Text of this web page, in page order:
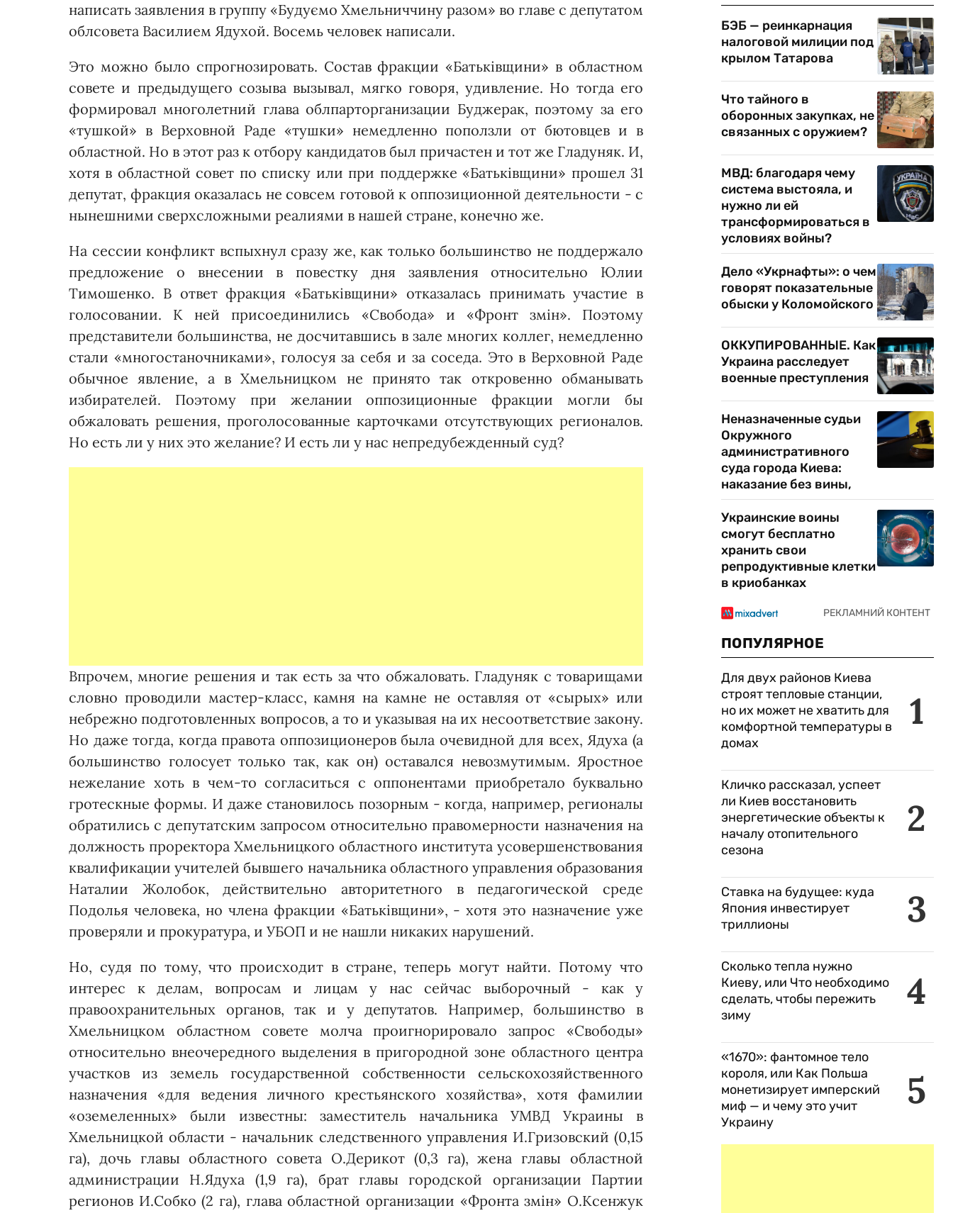
написать заявления в группу «Будуємо Хмельниччину разом» во главе с депутатом
облсовета Василием Ядухой. Восемь человек написали.
Это можно было спрогнозировать. Состав фракции «Бать­ківщини» в областном
совете и предыдущего созыва вызывал, мягко говоря, удивление. Но тогда его
формировал многолетний глава облпарторганизации Буджерак, поэтому за его
«тушкой» в Верховной Раде «тушки» немедленно поползли от бютовцев и в
областной. Но в этот раз к отбору кандидатов был причастен и тот же Гладуняк. И,
хотя в областной совет по списку или при поддержке «Батьківщини» прошел 31
депутат, фракция оказалась не совсем готовой к оппозиционной деятельности - с
нынешними сверхсложными реалиями в нашей стране, конечно же.
На сессии конфликт вспыхнул сразу же, как только большинство не поддержало
предложение о внесении в повестку дня заявления относительно Юлии
Тимошенко. В ответ фракция «Батьківщини» отказалась принимать участие в
голосовании. К ней присоединились «Свобода» и «Фронт змін». Поэтому
представители большинства, не досчитавшись в зале многих коллег, немедленно
стали «многостаночниками», голосуя за себя и за соседа. Это в Верховной Раде
обычное явление, а в Хмельницком не принято так откровенно обманывать
избирателей. Поэтому при желании оппозиционные фракции могли бы
обжаловать решения, проголосованные карточками отсутствующих регионалов.
Но есть ли у них это желание? И есть ли у нас непредубежденный суд?
Впрочем, многие решения и так есть за что обжаловать. Гладуняк с товарищами
словно проводили мастер-класс, камня на камне не оставляя от «сырых» или
небрежно подготовленных вопросов, а то и указывая на их несоответствие закону.
Но даже тогда, когда правота оппозиционеров была очевидной для всех, Ядуха (а
большинство голосует только так, как он) оставался невозмутимым. Яростное
нежелание хоть в чем-то согласиться с оппонентами приобретало буквально
гротескные формы. И даже становилось позорным - когда, например, регионалы
обратились с депутатским запросом относительно правомерности назначения на
должность проректора Хмельницкого областного института усовершенствования
квалификации учителей бывшего начальника областного управления образования
Наталии Жолобок, действительно авторитетного в педагогической среде
Подолья человека, но члена фракции «Батьківщини», - хотя это назначение уже
проверяли и прокуратура, и УБОП и не нашли никаких нарушений.
Но, судя по тому, что происходит в стране, теперь могут найти. Потому что
интерес к делам, вопросам и лицам у нас сейчас выборочный - как у
правоохранительных органов, так и у депутатов. Например, большинство в
Хмельницком областном совете молча проигнорировало запрос «Свободы»
относительно внеочередного выделения в пригородной зоне областного центра
участков из земель государственной собственности сельскохозяйственного
назначения «для ведения личного крестьянского хозяйства», хотя фамилии
«оземеленных» были известны: заместитель начальника УМВД Украины в
Хмельницкой области - начальник следственного управления И.Гризовский (0,15
га), дочь главы областного совета О.Дерикот (0,3 га), жена главы областной
администрации Н.Ядуха (1,9 га), брат главы городской организации Партии
регионов И.Собко (2 га), глава областной организации «Фронта змін» О.Ксенжук
БЭБ — реинкарнация
налоговой милиции под
крылом Татарова
Что тайного в
оборонных закупках, не
связанных с оружием?
МВД: благодаря чему
система выстояла, и
нужно ли ей
трансформироваться в
условиях войны?
Дело «Укрнафты»: о чем
говорят показательные
обыски у Коломойского
ОККУПИРОВАННЫЕ. Как
Украина расследует
военные преступления
Неназначенные судьи
Окружного
административного
суда города Киева:
наказание без вины,
Украинские воины
смогут бесплатно
хранить свои
репродуктивные клетки
в криобанках
ПОПУЛЯРНОЕ
1
Для двух районов Киева
строят тепловые станции,
но их может не хватить для
комфортной температуры в
домах
2
Кличко рассказал, успеет
ли Киев восстановить
энергетические объекты к
началу отопительного
сезона
3
Ставка на будущее: куда
Япония инвестирует
триллионы
4
Сколько тепла нужно
Киеву, или Что необходимо
сделать, чтобы пережить
зиму
5
«1670»: фантомное тело
короля, или Как Польша
монетизирует имперский
миф — и чему это учит
Украину